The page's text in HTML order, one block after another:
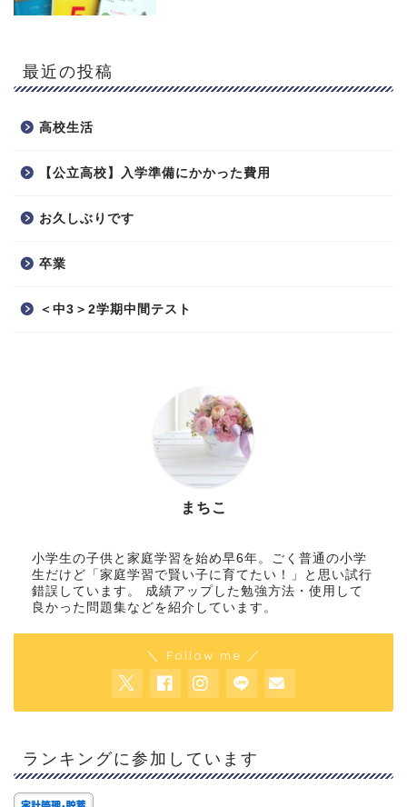
最近の投稿
高校生活
【公立高校】入学準備にかかった費用
お久しぶりです
卒業
＜中3＞2学期中間テスト
まちこ
小学生の子供と家庭学習を始め早6年。ごく普通の小学
生だけど「家庭学習で賢い子に育てたい！」と思い試行
錯誤しています。 成績アップした勉強方法・使用して
良かった問題集などを紹介しています。
＼ Follow me ／
ランキングに参加しています